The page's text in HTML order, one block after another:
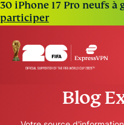
30 iPhone 17 Pro neufs à
participer
Blog